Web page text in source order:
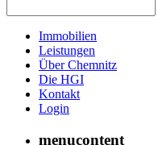
Immobilien
Leistungen
Über Chemnitz
Die HGI
Kontakt
Login
menucontent